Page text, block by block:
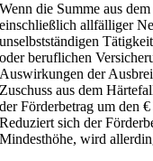
Wenn die Summe aus
einschließlich allfälliger
unselbstständigen
oder beruflichen
Auswirkungen der
Zuschuss aus dem
der Förderbetrag um den
Reduziert sich der
Mindesthöhe, wird